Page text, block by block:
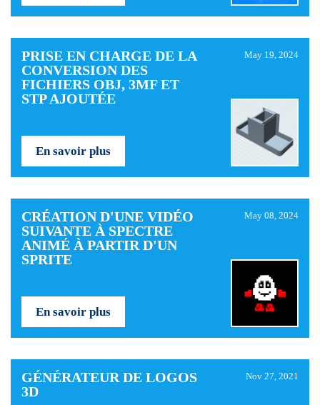
PRISE EN CHARGE DE LA
CONVERSION DES
FICHIERS OBJ, 3MF ET
STP AJOUTÉE
May 19, 2024
En savoir plus
CRÉATION D'UNE VIDÉO
SUIVANTE À SPECTRE
ANIMÉ À PARTIR D'UN
SPRITE
May 08, 2024
En savoir plus
GÉNÉRATEUR DE LOGOS
3D
Nov 27, 2021